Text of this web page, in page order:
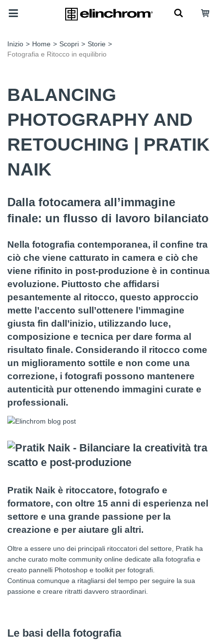
Inizio > Home > Scopri > Storie >
Fotografia e Ritocco in equilibrio
BALANCING
PHOTOGRAPHY AND
RETOUCHING | PRATIK
NAIK
Dalla fotocamera all’immagine
finale: un flusso di lavoro bilanciato
Nella fotografia contemporanea, il confine tra
ciò che viene catturato in camera e ciò che
viene rifinito in post-produzione è in continua
evoluzione. Piuttosto che affidarsi
pesantemente al ritocco, questo approccio
mette l’accento sull’ottenere l’immagine
giusta fin dall’inizio, utilizzando luce,
composizione e tecnica per dare forma al
risultato finale. Considerando il ritocco come
un miglioramento sottile e non come una
correzione, i fotografi possono mantenere
autenticità pur ottenendo immagini curate e
professionali.
Pratik Naik è ritoccatore, fotografo e
formatore, con oltre 15 anni di esperienza nel
settore e una grande passione per la
creazione e per aiutare gli altri.
Oltre a essere uno dei principali ritoccatori del settore, Pratik ha
anche curato molte community online dedicate alla fotografia e
creato pannelli Photoshop e toolkit per fotografi.
Continua comunque a ritagliarsi del tempo per seguire la sua
passione e creare ritratti davvero straordinari.
Le basi della fotografia